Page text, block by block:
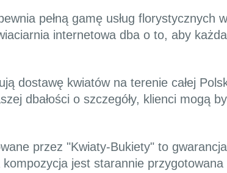
pełną gamę usług
internetowa dba o to, aby
dostawę kwiatów na terenie całej
dbałości o szczegóły, klienci mogą
przez "Kwiaty-Bukiety" to
jest starannie